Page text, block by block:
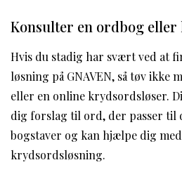
Konsulter en ordbog
Hvis du stadig har svært ved at
løsning på GNAVEN, så tøv ikke
eller en online krydsordsløser.
dig forslag til ord, der passer til
bogstaver og kan hjælpe dig
krydsordsløsning.